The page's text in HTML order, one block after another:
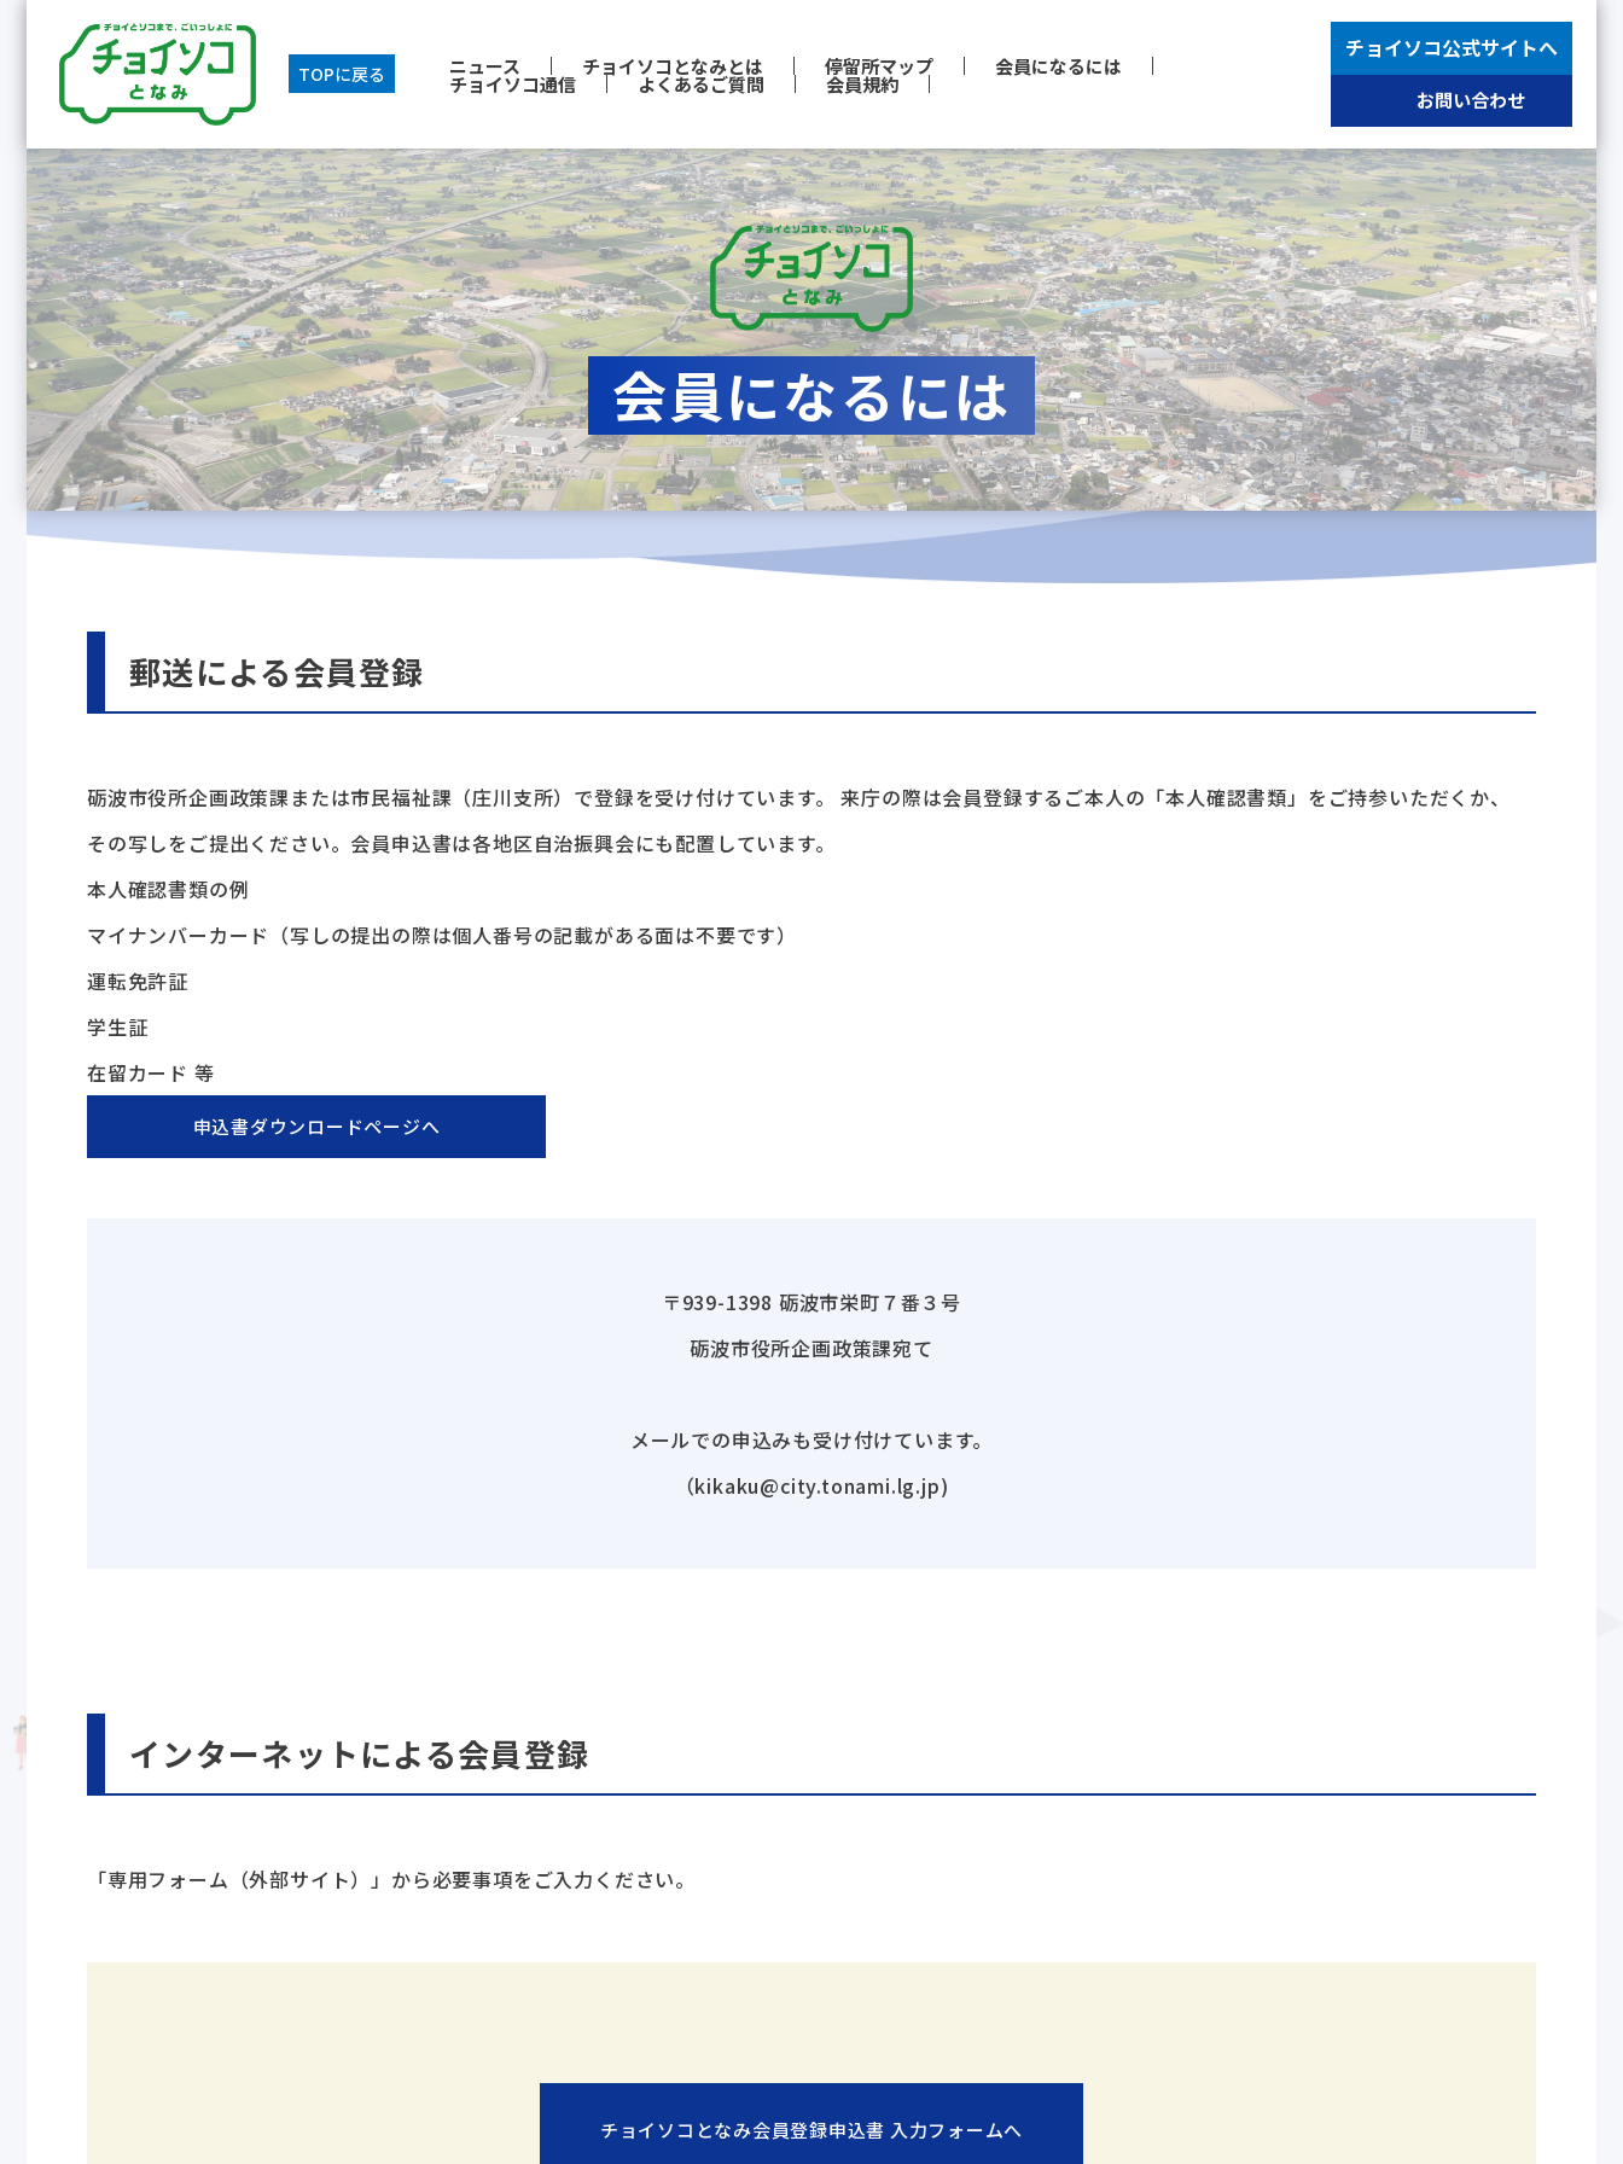
TOPに戻る ニュース チョイソコとなみとは 停留所マップ 会員になるには
チョイソコ通信 よくあるご質問 会員規約
チョイソコ公式サイトへ
お問い合わせ
会員になるには
郵送による会員登録
砺波市役所企画政策課または市民福祉課（庄川支所）で登録を受け付けています。 来庁の際は会員登録するご本人の「本人確認書類」をご持参いただくか、
その写しをご提出ください。会員申込書は各地区自治振興会にも配置しています。
本人確認書類の例
マイナンバーカード（写しの提出の際は個人番号の記載がある面は不要です）
運転免許証
学生証
在留カード 等
申込書ダウンロードページへ
〒939-1398 砺波市栄町７番３号
砺波市役所企画政策課宛て
メールでの申込みも受け付けています。
（kikaku@city.tonami.lg.jp)
インターネットによる会員登録
「専用フォーム（外部サイト）」から必要事項をご入力ください。
チョイソコとなみ会員登録申込書 入力フォームへ